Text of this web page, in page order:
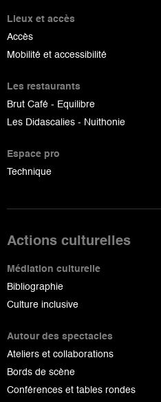
Lieux et accès
Accès
Mobilité et accessibilité
Les restaurants
Brut Café - Equilibre
Les Didascalies - Nuithonie
Espace pro
Technique
Actions culturelles
Médiation culturelle
Bibliographie
Culture inclusive
Autour des spectacles
Ateliers et collaborations
Bords de scène
Conférences et tables rondes